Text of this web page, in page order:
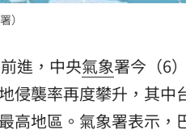
）
進，中央氣象署今（6
侵襲率再度攀升，其
高地區。氣象署表示